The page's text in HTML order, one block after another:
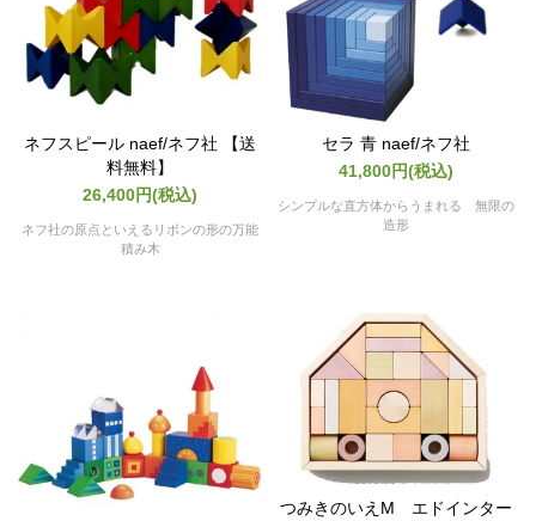
ネフスピール naef/ネフ社 【送
料無料】
26,400円(税込)
ネフ社の原点といえるリボンの形の万能
積み木
セラ 青 naef/ネフ社
41,800円(税込)
シンプルな直方体からうまれる 無限の
造形
つみきのいえM エドインター